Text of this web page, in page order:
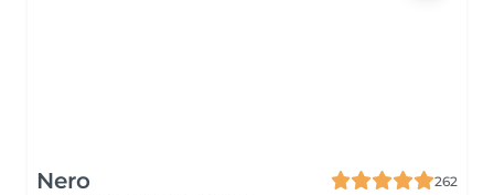
Nero
262